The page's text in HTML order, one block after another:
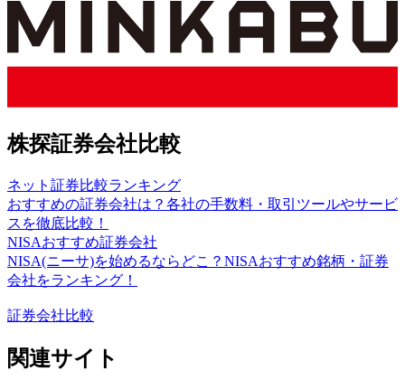
株探証券会社比較
ネット証券比較ランキング
おすすめの証券会社は？各社の手数料・取引ツールやサービ
スを徹底比較！
NISAおすすめ証券会社
NISA(ニーサ)を始めるならどこ？NISAおすすめ銘柄・証券
会社をランキング！
証券会社比較
関連サイト